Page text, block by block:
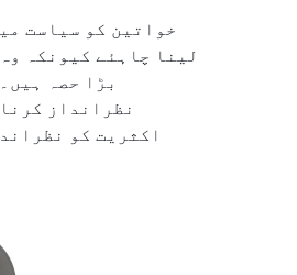
خواتین کو سیاست
لینا چاہئے کیونکہ
بڑا حصہ
نظرانداز
اکثریت کو